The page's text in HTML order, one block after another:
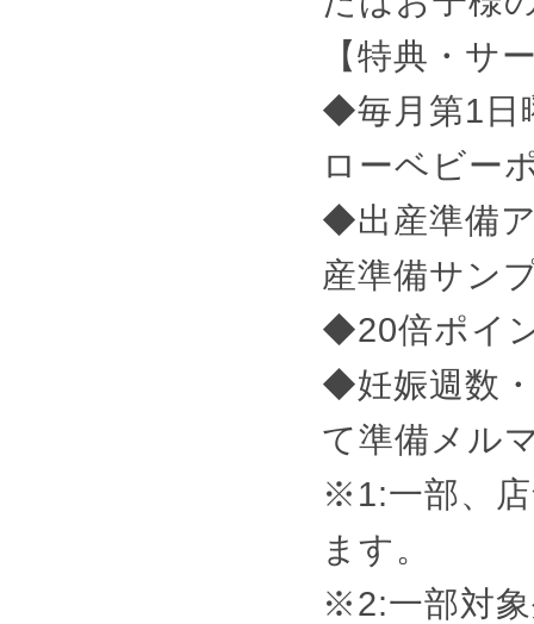
【特典・サ
◆毎月第1日
ローベビー
◆出産準備
産準備サン
◆20倍ポイ
◆妊娠週数
て準備メル
※1:一部、
ます。
※2:一部対